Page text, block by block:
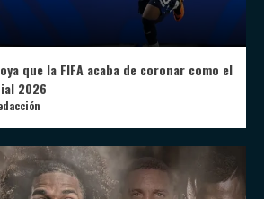
que la FIFA acaba de coronar como el
2026